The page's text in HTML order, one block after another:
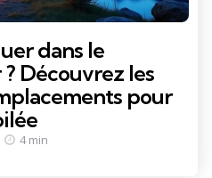
dans le
Découvrez les
pour
4 min